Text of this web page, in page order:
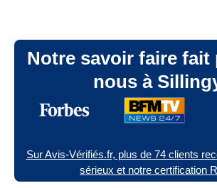
Notre savoir faire fait
nous à
Sur Avis-Vérifiés.fr, plus de 74 clients
sérieux et notre certification